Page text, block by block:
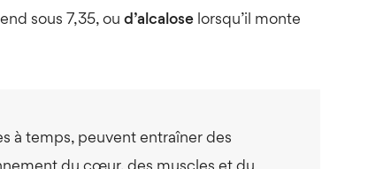
sous 7,35, oud’alcalose lorsqu’il monte
à temps, peuvent entraîner des